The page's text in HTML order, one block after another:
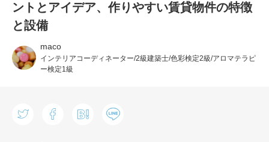
ントとアイデア、作りやすい賃貸物件の特徴
と設備
maco
インテリアコーディネーター/2級建築士/色彩検定2級/アロマテラピ
ー検定1級